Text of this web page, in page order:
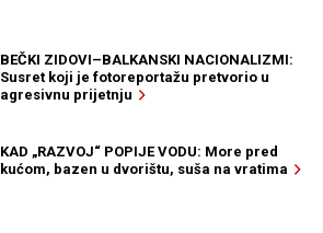
BEČKI ZIDOVI–BALKANSKI NACIONALIZMI:
Susret koji je fotoreportažu pretvorio u
agresivnu prijetnju
KAD „RAZVOJ“ POPIJE VODU: More pred
kućom, bazen u dvorištu, suša na vratima